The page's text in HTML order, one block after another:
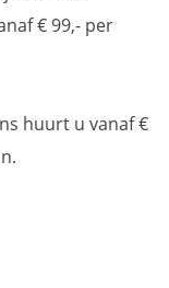
€ 99,- per
huurt u vanaf €